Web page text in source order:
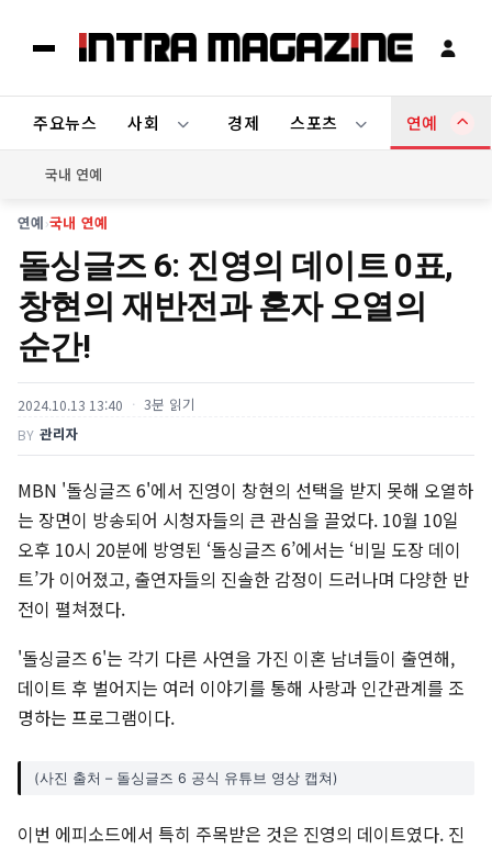
주요뉴스 사회 경제 스포츠 연예
국내 연예
연예›국내 연예
돌싱글즈 6: 진영의 데이트 0표,
창현의 재반전과 혼자 오열의
순간!
2024.10.13 13:40 3분 읽기
BY 관리자
MBN '돌싱글즈 6'에서 진영이 창현의 선택을 받지 못해 오열하
는 장면이 방송되어 시청자들의 큰 관심을 끌었다. 10월 10일
오후 10시 20분에 방영된 ‘돌싱글즈 6’에서는 ‘비밀 도장 데이
트’가 이어졌고, 출연자들의 진솔한 감정이 드러나며 다양한 반
전이 펼쳐졌다.
'돌싱글즈 6'는 각기 다른 사연을 가진 이혼 남녀들이 출연해,
데이트 후 벌어지는 여러 이야기를 통해 사랑과 인간관계를 조
명하는 프로그램이다.
(사진 출처 – 돌싱글즈 6 공식 유튜브 영상 캡쳐)
이번 에피소드에서 특히 주목받은 것은 진영의 데이트였다. 진